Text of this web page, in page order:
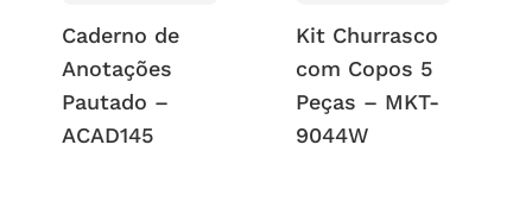
Caderno de
Anotações
Pautado –
ACAD145
Kit Churrasco
com Copos 5
Peças – MKT-
9044W